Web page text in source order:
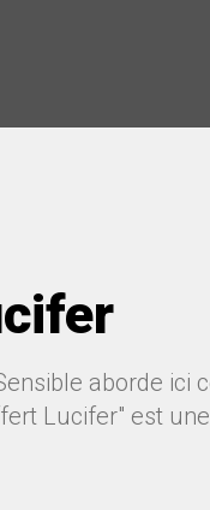
aborde ici
Lucifer" est